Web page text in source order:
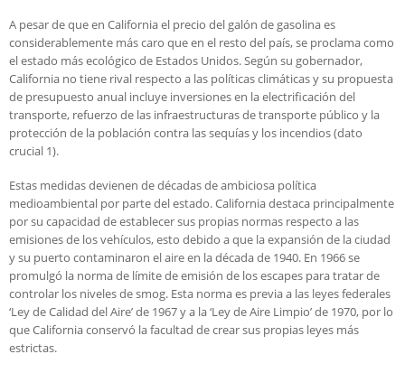
A pesar de que en California el precio del galón de gasolina es
considerablemente más caro que en el resto del país, se proclama como
el estado más ecológico de Estados Unidos. Según su gobernador,
California no tiene rival respecto a las políticas climáticas y su propuesta
de presupuesto anual incluye inversiones en la electrificación del
transporte, refuerzo de las infraestructuras de transporte público y la
protección de la población contra las sequías y los incendios (dato
crucial 1).
Estas medidas devienen de décadas de ambiciosa política
medioambiental por parte del estado. California destaca principalmente
por su capacidad de establecer sus propias normas respecto a las
emisiones de los vehículos, esto debido a que la expansión de la ciudad
y su puerto contaminaron el aire en la década de 1940. En 1966 se
promulgó la norma de límite de emisión de los escapes para tratar de
controlar los niveles de smog. Esta norma es previa a las leyes federales
‘Ley de Calidad del Aire’ de 1967 y a la ‘Ley de Aire Limpio’ de 1970, por lo
que California conservó la facultad de crear sus propias leyes más
estrictas.